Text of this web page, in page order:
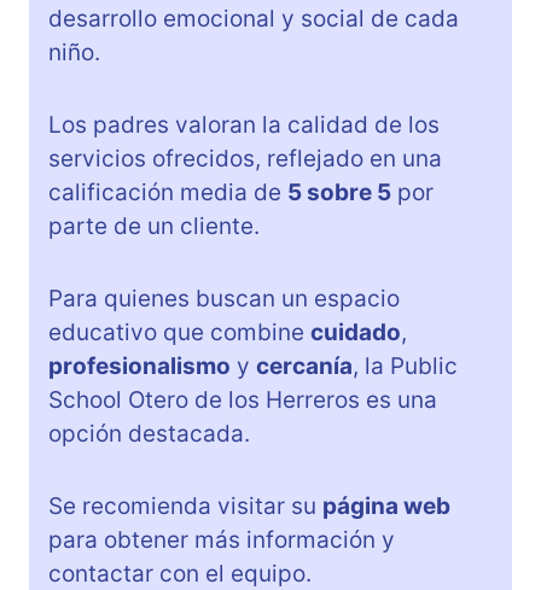
desarrollo emocional y social de cada
niño.
Los padres valoran la calidad de los
servicios ofrecidos, reflejado en una
calificación media de 5 sobre 5 por
parte de un cliente.
Para quienes buscan un espacio
educativo que combine cuidado,
profesionalismo y cercanía, la Public
School Otero de los Herreros es una
opción destacada.
Se recomienda visitar su página web
para obtener más información y
contactar con el equipo.